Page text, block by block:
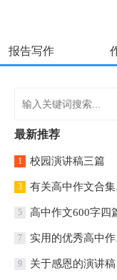
报告写作
最新推荐
1 校园演讲稿三篇
3 有关高中作文合集六篇
5 高中作文600字四
7 实用的优秀高中作文汇总7篇
9 关于感恩的演讲稿